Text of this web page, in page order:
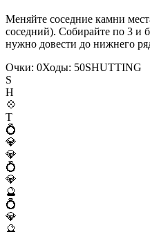
Меняйте соседние камни
соседний). Собирайте по 3 и
нужно довести до нижнего
Очки: 0Ходы: 50SHUTTING
S
H
💠
T
💍
💎
💎
💍
💎
🔮
💍
💎
🔮